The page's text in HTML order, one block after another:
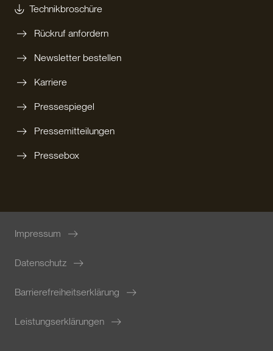
Technikbroschüre
Rückruf anfordern
Newsletter bestellen
Karriere
Pressespiegel
Pressemitteilungen
Pressebox
Impressum
Datenschutz
Barrierefreiheitserklärung
Leistungserklärungen